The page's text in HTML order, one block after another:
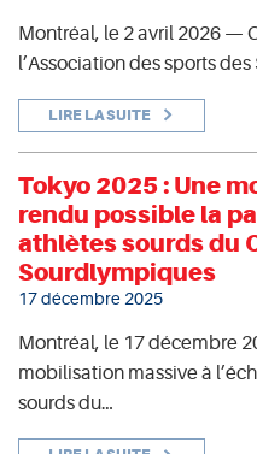
Montréal, le 2 avril 2026 —
l’Association des sports
LIRE LA SUITE
Tokyo 2025 : Une
rendu possible la
athlètes sourds du
Sourdlympiques
17 décembre 2025
Montréal, le 17 décembre
mobilisation massive à
sourds du…